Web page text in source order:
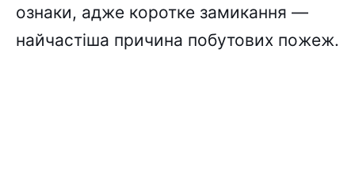
ознаки, адже коротке замикання —
найчастіша причина побутових пожеж.